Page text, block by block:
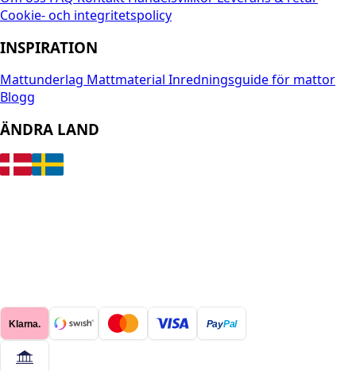
Cookie- och integritetspolicy
INSPIRATION
Mattunderlag Mattmaterial Inredningsguide för mattor
Blogg
ÄNDRA LAND
Klarna. PayPal